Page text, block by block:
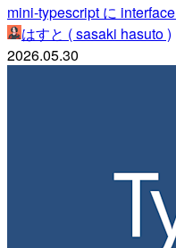
mini-typescript に
はすと ( sasaki hasuto )
2026.05.30